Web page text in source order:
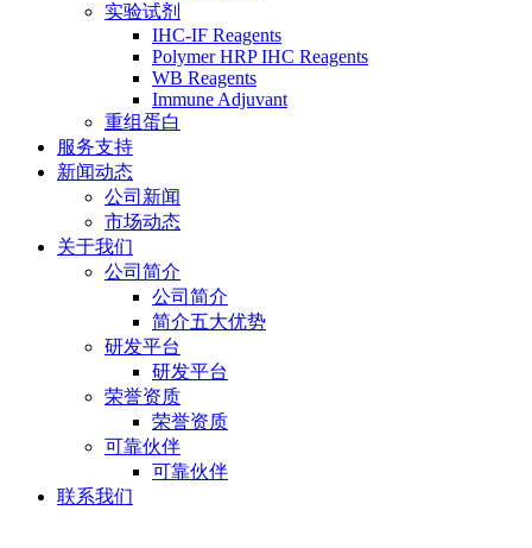
实验试剂
IHC-IF Reagents
Polymer HRP IHC Reagents
WB Reagents
Immune Adjuvant
重组蛋白
服务支持
新闻动态
公司新闻
市场动态
关于我们
公司简介
公司简介
简介五大优势
研发平台
研发平台
荣誉资质
荣誉资质
可靠伙伴
可靠伙伴
联系我们